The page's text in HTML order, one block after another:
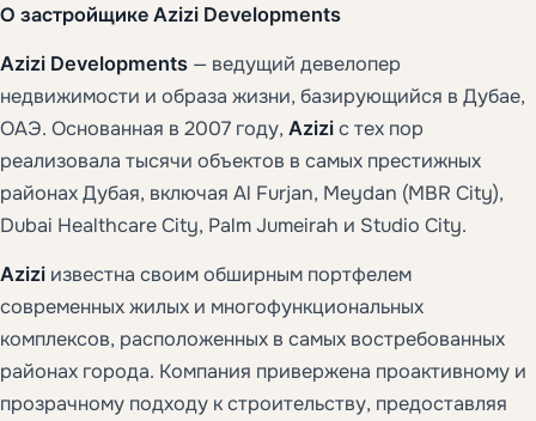
О застройщике Azizi Developments
Azizi Developments — ведущий девелопер
недвижимости и образа жизни, базирующийся в Дубае,
ОАЭ. Основанная в 2007 году, Azizi с тех пор
реализовала тысячи объектов в самых престижных
районах Дубая, включая Al Furjan, Meydan (MBR City),
Dubai Healthcare City, Palm Jumeirah и Studio City.
Azizi известна своим обширным портфелем
современных жилых и многофункциональных
комплексов, расположенных в самых востребованных
районах города. Компания привержена проактивному и
прозрачному подходу к строительству, предоставляя